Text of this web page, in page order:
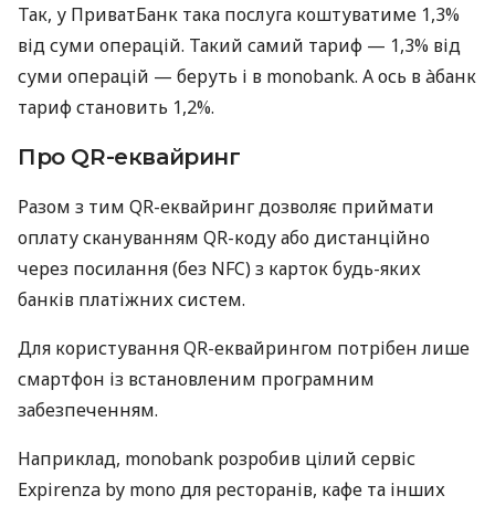
Так, у ПриватБанк така послуга коштуватиме 1,3%
від суми операцій. Такий самий тариф — 1,3% від
суми операцій — беруть і в monobank. А ось в àбанк
тариф становить 1,2%.
Про QR-еквайринг
Разом з тим QR-еквайринг дозволяє приймати
оплату скануванням QR-коду або дистанційно
через посилання (без NFC) з карток будь-яких
банків платіжних систем.
Для користування QR-еквайрингом потрібен лише
смартфон із встановленим програмним
забезпеченням.
Наприклад, monobank розробив цілий сервіс
Expirenza by mono для ресторанів, кафе та інших